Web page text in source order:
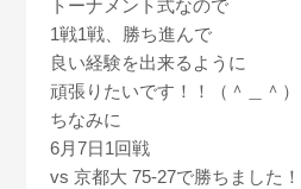
トーナメント式なので
1戦1戦、勝ち進んで
良い経験を出来るように
頑張りたいです！！（＾＿＾
ちなみに
6月7日1回戦
vs 京都大 75-27で勝ちました！